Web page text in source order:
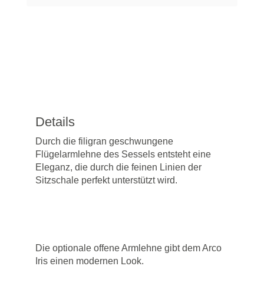
Details
Durch die filigran geschwungene
Flügelarmlehne des Sessels entsteht eine
Eleganz, die durch die feinen Linien der
Sitzschale perfekt unterstützt wird.
Die optionale offene Armlehne gibt dem Arco
Iris einen modernen Look.